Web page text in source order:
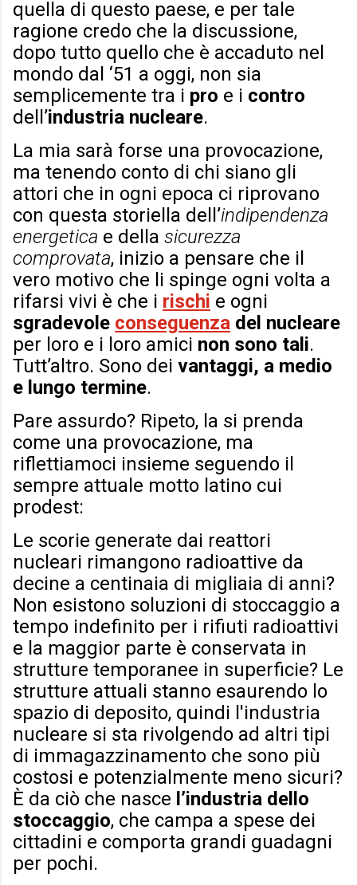
quella di questo paese, e per tale
ragione credo che la discussione,
dopo tutto quello che è accaduto nel
mondo dal ‘51 a oggi, non sia
semplicemente tra i pro e i contro
dell’industria nucleare.
La mia sarà forse una provocazione,
ma tenendo conto di chi siano gli
attori che in ogni epoca ci riprovano
con questa storiella dell’indipendenza
energetica e della sicurezza
comprovata, inizio a pensare che il
vero motivo che li spinge ogni volta a
rifarsi vivi è che i rischi e ogni
sgradevole conseguenza del nucleare
per loro e i loro amici non sono tali.
Tutt’altro. Sono dei vantaggi, a medio
e lungo termine.
Pare assurdo? Ripeto, la si prenda
come una provocazione, ma
riflettiamoci insieme seguendo il
sempre attuale motto latino cui
prodest:
Le scorie generate dai reattori
nucleari rimangono radioattive da
decine a centinaia di migliaia di anni?
Non esistono soluzioni di stoccaggio a
tempo indefinito per i rifiuti radioattivi
e la maggior parte è conservata in
strutture temporanee in superficie? Le
strutture attuali stanno esaurendo lo
spazio di deposito, quindi l'industria
nucleare si sta rivolgendo ad altri tipi
di immagazzinamento che sono più
costosi e potenzialmente meno sicuri?
È da ciò che nasce l’industria dello
stoccaggio, che campa a spese dei
cittadini e comporta grandi guadagni
per pochi.